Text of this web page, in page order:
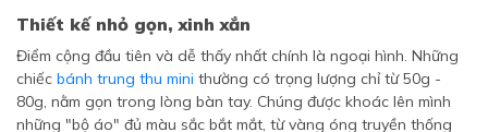
Thiết kế nhỏ gọn, xinh xắn
Điểm cộng đầu tiên và dễ thấy nhất chính là ngoại hình. Những
chiếc bánh trung thu mini thường có trọng lượng chỉ từ 50g -
80g, nằm gọn trong lòng bàn tay. Chúng được khoác lên mình
những "bộ áo" đủ màu sắc bắt mắt, từ vàng óng truyền thống